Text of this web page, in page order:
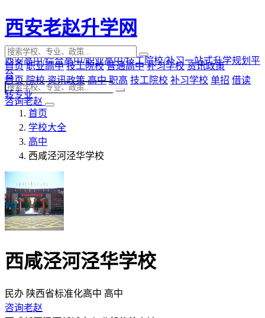
西安老赵升学网
西安高中/综合高中/职业高中/技工院校/补习一站式升学规划平
台
咨询老赵
首页 职业高中 技工院校 普通高中 补习学校 资讯政策
首页 院校 资讯政策 高中 职高 技工院校 补习学校 单招 借读
转专业
首页
学校大全
高中
西咸泾河泾华学校
西咸泾河泾华学校
民办 陕西省标准化高中 高中
咨询老赵